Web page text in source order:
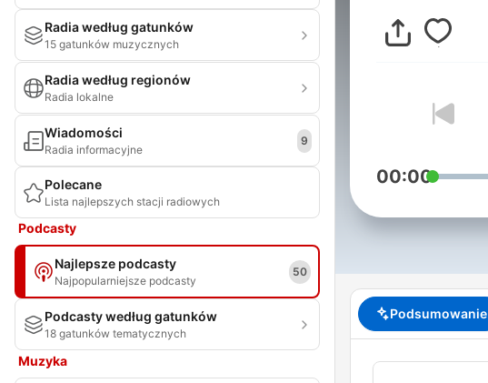
Radia według gatunków
15 gatunków muzycznych
Radia według regionów
Radia lokalne
Wiadomości
Radia informacyjne
9
Polecane
Lista najlepszych stacji radiowych
Podcasty
Najlepsze podcasty
Najpopularniejsze podcasty
50
Podcasty według gatunków
18 gatunków tematycznych
Muzyka
00:00
Podsumowanie